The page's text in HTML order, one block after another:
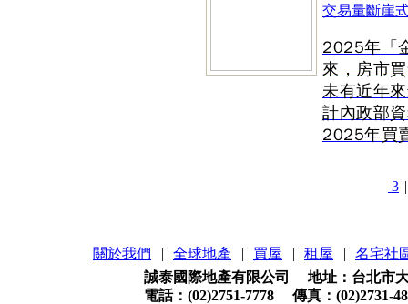
交易量斷崖
2025年「
來，房市
未有近年
計內政部
2025年買
3 |
關於我們 | 全球地產 | 買屋 | 租屋 |
名宅社
誠泰國際地產有限公司 地址：台北市
電話：(02)2751-7778 傳真：(02)2731-